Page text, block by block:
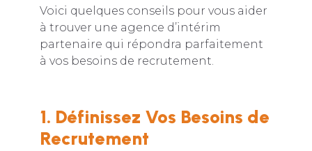
Voici quelques conseils pour vous aider
à trouver une agence d’intérim
partenaire qui répondra parfaitement
à vos besoins de recrutement.
1. Définissez Vos Besoins de
Recrutement